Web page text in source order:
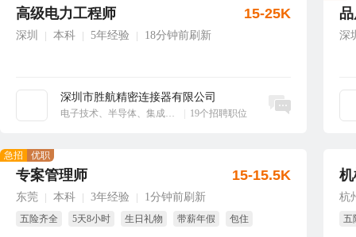
高级电力工程师
深圳 本科 5年经验 18分钟前刷新
深圳市胜航精密连接器有限公司
电子技术、半导体、集成电路 19个招聘职位
15-25K
立即沟通
深
专案管理师
东莞 本科 3年经验 1分钟前刷新
五险齐全 5天8小时 生日礼物 带薪年假 包住
急招 优职
15-15.5K
杭
五